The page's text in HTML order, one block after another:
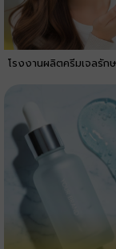
โรงงานผลิตครีมเจลรั